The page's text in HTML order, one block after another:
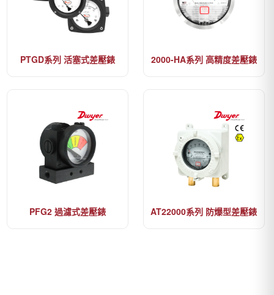
PTGD系列 活塞式差壓錶 2000-HA系列 高精度差壓錶
PFG2 過濾式差壓錶
AT22000系列 防爆型差壓錶